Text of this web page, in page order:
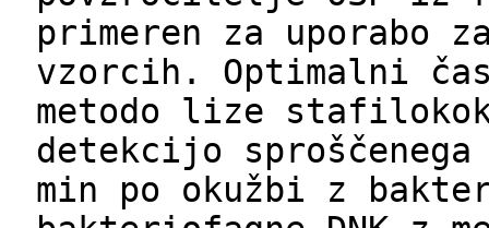
primeren za uporabo
vzorcih. Optimalni
metodo lize
detekcijo
min po okužbi z